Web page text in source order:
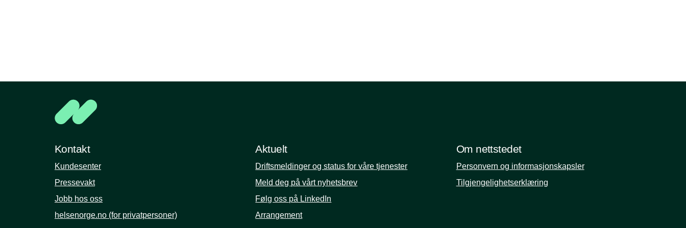
Kontakt
Kundesenter
Pressevakt
Jobb hos oss
helsenorge.no (for privatpersoner)
Aktuelt
Driftsmeldinger og status for våre tjenester
Meld deg på vårt nyhetsbrev
Følg oss på LinkedIn
Arrangement
Om nettstedet
Personvern og informasjonskapsler
Tilgjengelighetserklæring